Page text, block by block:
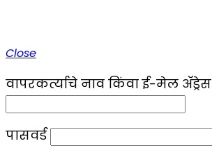
Close
वापरकर्त्याचे नाव किंवा ई-मेल ॲड्रेस
पासवर्ड